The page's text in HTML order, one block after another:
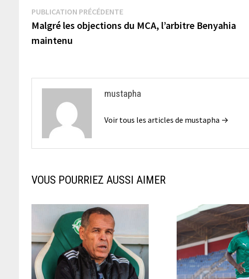
Navigation
de
PUBLICATION PRÉCÉDENTEPublication
précédente :
Malgré les objections du MCA, l’arbitre Benyahia
maintenu
mustapha
Voir tous les articles de mustapha →
VOUS POURRIEZ AUSSI AIMER